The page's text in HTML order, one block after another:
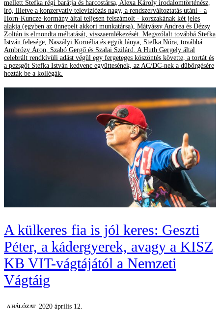
mellett Stefka régi barátja és harcostársa, Alexa Károly irodalomtörténész,
író, illetve a konzervatív televíziózás nagy, a rendszerváltoztatás utáni - a
Horn-Kuncze-kormány által teljesen felszámolt - korszakának két jeles
alakja (egyben az ünnepelt akkori munkatársa), Mátyássy Andrea és Dézsy
Zoltán is elmondta méltatását, visszaemlékezését. Megszólalt továbbá Stefka
István felesége, Naszályi Kornélia és egyik lánya, Stefka Nóra, továbbá
Ambrózy Áron, Szabó Gergő és Szalai Szilárd. A Huth Gergely által
celebrált rendkívüli adást végül egy fergeteges köszöntés követte, a tortát és
a pezsgőt Stefka István kedvenc együttesének, az AC/DC-nek a dübörgésére
hozták be a kollégák.
A külkeres fia is jól keres: Geszti
Péter, a kádergyerek, avagy a KISZ
KB VIT-vágtájától a Nemzeti
Vágtáig
A HÁLÓZAT
2020 április 12.